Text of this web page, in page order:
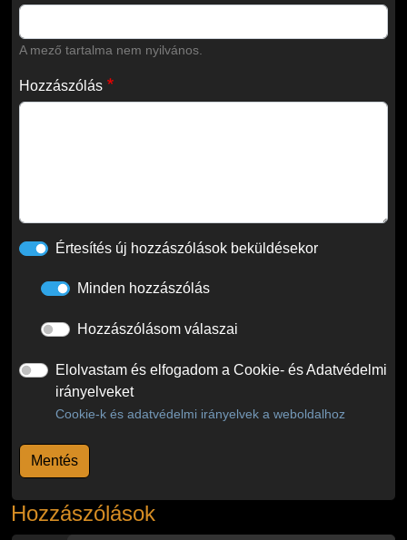
A mező tartalma nem nyilvános.
Hozzászólás
Értesítés új hozzászólások beküldésekor
Minden hozzászólás
Hozzászólásom válaszai
Elolvastam és elfogadom a Cookie- és Adatvédelmi
irányelveket
Cookie-k és adatvédelmi irányelvek a weboldalhoz
Hozzászólások